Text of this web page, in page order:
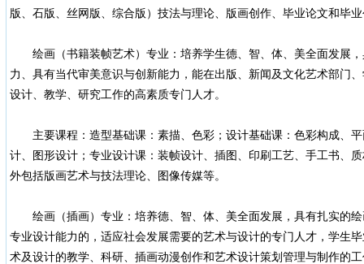
版、石版、丝网版、综合版）技法与理论、版画创作、毕业论文和毕
绘画（书籍装帧艺术）专业：培养学生德、智、体、美全面发展，
力、具有当代审美意识与创新能力，能在出版、新闻及文化艺术部门
设计、教学、研究工作的高素质专门人才。
主要课程：造型基础课：素描、色彩；设计基础课：色彩构成、平
计、图形设计；专业设计课：装帧设计、插图、印刷工艺、手工书、
外包括版画艺术与技法理论、图像传媒等。
绘画（插画）专业：培养德、智、体、美全面发展，具有扎实的绘
专业设计能力的，适应社会发展需要的艺术与设计的专门人才，学生
术及设计的教学、科研、插画动漫创作和艺术设计策划管理与制作的